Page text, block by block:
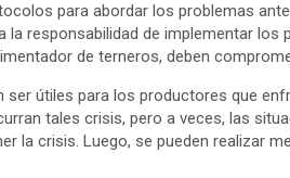
para abordar los problemas
la responsabilidad de implementar los
de terneros, deben
ser útiles para los productores que
tales crisis, pero a veces, las
la crisis. Luego, se pueden realizar